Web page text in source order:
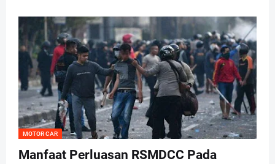
MOTOR CAR
Manfaat Perluasan RSMDCC Pada